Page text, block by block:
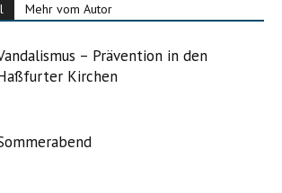
Mehr vom Autor
– Prävention in den
Kirchen